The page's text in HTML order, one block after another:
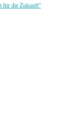
für die Zukunft“